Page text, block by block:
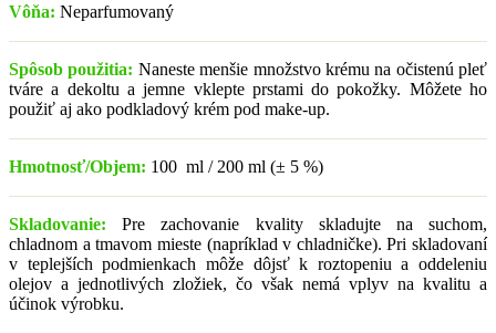
Vôňa: Neparfumovaný
Spôsob použitia: Naneste menšie množstvo krému na očistenú pleť
tváre a dekoltu a jemne vklepte prstami do pokožky. Môžete ho
použiť aj ako podkladový krém pod make-up.
Hmotnosť/Objem: 100 ml / 200 ml (± 5 %)
Skladovanie:Pre zachovanie kvality skladujte na suchom,
chladnom a tmavom mieste (napríklad v chladničke). Pri skladovaní
v teplejších podmienkach môže dôjsť k roztopeniu a oddeleniu
olejov a jednotlivých zložiek, čo však nemá vplyv na kvalitu a
účinok výrobku.